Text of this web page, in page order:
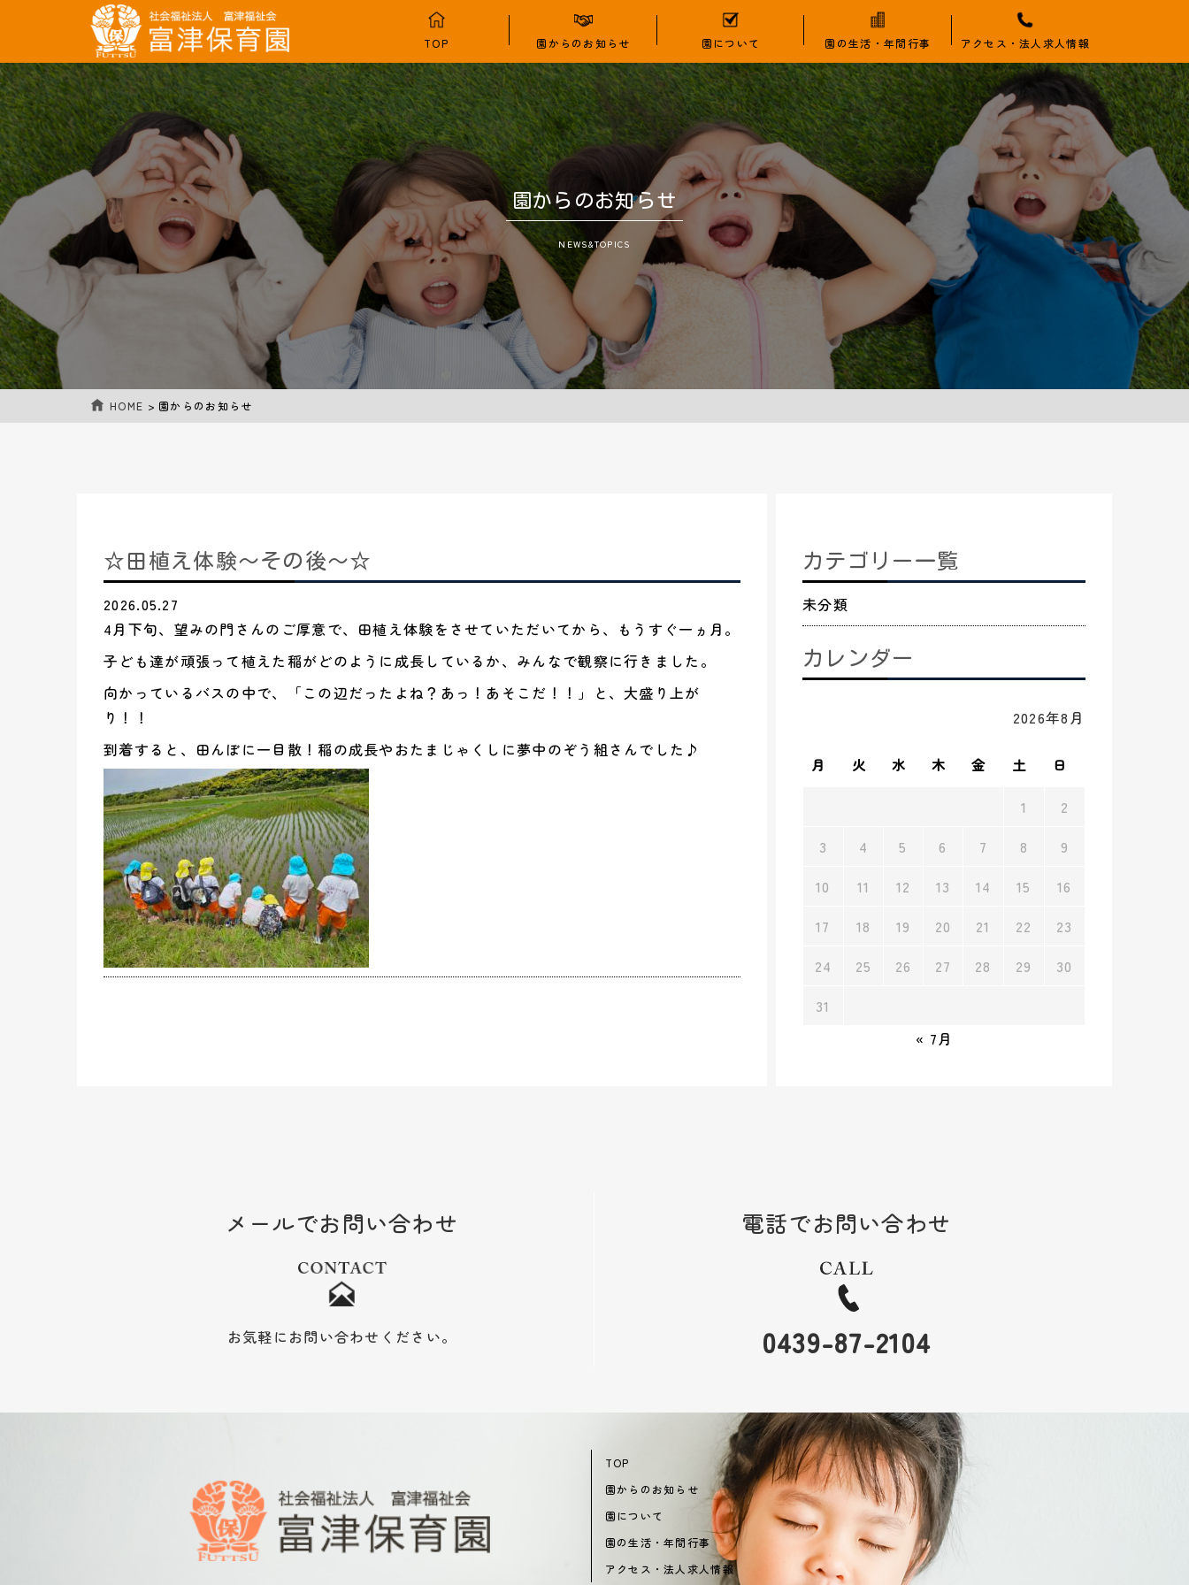
TOP 園からのお知らせ 園について 園の生活・年間行事 アクセス・法人求人情報
園からのお知らせ
NEWS&TOPICS
HOME > 園からのお知らせ
☆田植え体験～その後～☆
2026.05.27
4月下旬、望みの門さんのご厚意で、田植え体験をさせていただいてから、もうすぐ一ヵ月。
子ども達が頑張って植えた稲がどのように成長しているか、みんなで観察に行きました。
向かっているバスの中で、「この辺だったよね？あっ！あそこだ！！」と、大盛り上が
り！！
到着すると、田んぼに一目散！稲の成長やおたまじゃくしに夢中のぞう組さんでした♪
カテゴリー一覧
未分類
カレンダー
2026年8月
月 火 水 木 金 土 日
1
2
3
4 5 6 7 8
9
10
11 12 13 14 15
16
17
18 19 20 21 22
23
24
25 26 27 28 29
30
31
« 7月
メールでお問い合わせ
お気軽にお問い合わせください。
電話でお問い合わせ
0439-87-2104
TOP
園からのお知らせ
園について
園の生活・年間行事
アクセス・法人求人情報